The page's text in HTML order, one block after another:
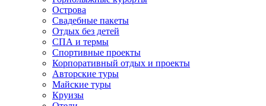
Острова
Свадебные пакеты
Отдых без детей
СПА и термы
Спортивные проекты
Корпоративный отдых и проекты
Авторские туры
Майские туры
Круизы